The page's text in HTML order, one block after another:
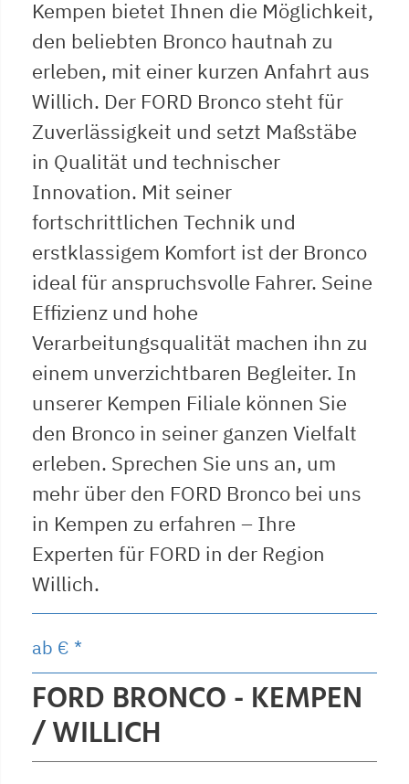
Kempen bietet Ihnen die Möglichkeit,
den beliebten Bronco hautnah zu
erleben, mit einer kurzen Anfahrt aus
Willich. Der FORD Bronco steht für
Zuverlässigkeit und setzt Maßstäbe
in Qualität und technischer
Innovation. Mit seiner
fortschrittlichen Technik und
erstklassigem Komfort ist der Bronco
ideal für anspruchsvolle Fahrer. Seine
Effizienz und hohe
Verarbeitungsqualität machen ihn zu
einem unverzichtbaren Begleiter. In
unserer Kempen Filiale können Sie
den Bronco in seiner ganzen Vielfalt
erleben. Sprechen Sie uns an, um
mehr über den FORD Bronco bei uns
in Kempen zu erfahren – Ihre
Experten für FORD in der Region
Willich.
ab € *
FORD BRONCO - KEMPEN
/ WILLICH